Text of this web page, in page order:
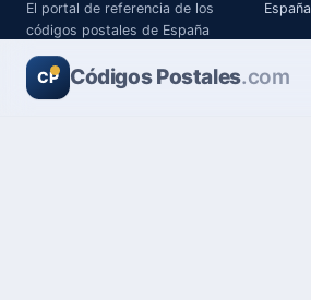
El portal de referencia de los
códigos postales de España
España
CP Códigos Postales.com